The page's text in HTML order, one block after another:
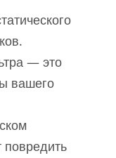
— это
вашего
повредить